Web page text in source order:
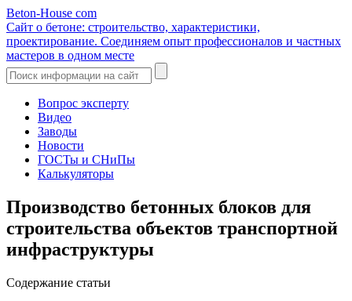
Beton-House com
Сайт о бетоне: строительство, характеристики,
проектирование. Соединяем опыт профессионалов и частных
мастеров в одном месте
Вопрос эксперту
Видео
Заводы
Новости
ГОСТы и СНиПы
Калькуляторы
Производство бетонных блоков для
строительства объектов транспортной
инфраструктуры
Содержание статьи